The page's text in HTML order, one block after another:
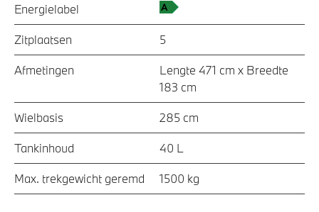
Energielabel
Zitplaatsen 5
Afmetingen
Lengte 471 cm x Breedte
183 cm
Wielbasis 285 cm
Tankinhoud 40 L
Max. trekgewicht geremd 1500 kg